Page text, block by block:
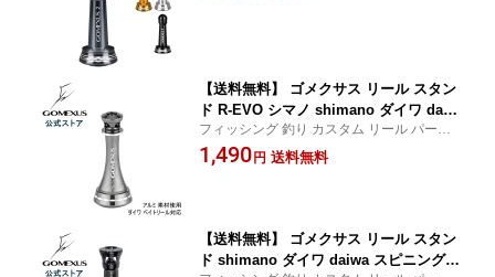
【送料無料】 ゴメクサス リール スタン
ド R-EVO シマノ shimano ダイワ daiw
a スピニング リール 用 カスタム パーツ
リールスタンド 彫刻バージョン フック
フィッシング 釣り カスタム リール パーツ
ダイワ シマノ 対応 スピニング
1,490 円 送料無料
【送料無料】 ゴメクサス リール スタン
ド shimano ダイワ daiwa スピニング